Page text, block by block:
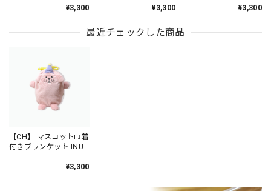
¥3,300 ¥3,300 ¥3,300
最近チェックした商品
【CH】 マスコット巾着
付きブランケット INU-
¥3,300